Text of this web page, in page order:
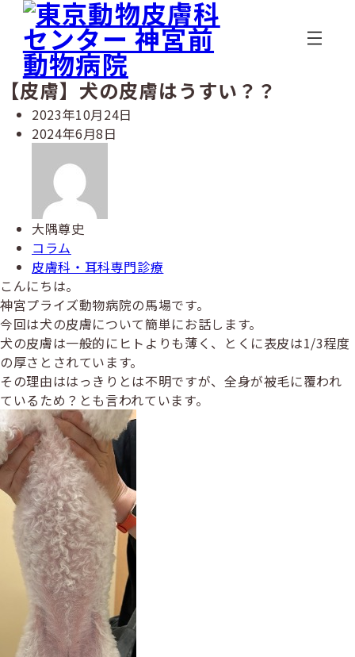
【皮膚】犬の皮膚はうすい？？
投
稿
2023年10月24日
更
2024年6月8日
大隅尊史
カ
テ
ゴ
リ
ー
コラム
カ
テ
ゴ
リ
ー
皮膚科・耳科専門診療
こんにちは。
神宮プライズ動物病院の馬場です。
今回は犬の皮膚について簡単にお話します。
犬の皮膚は一般的にヒトよりも薄く、とくに表皮は1/3程度
の厚さとされています。
その理由ははっきりとは不明ですが、全身が被毛に覆われ
ているため？とも言われています。